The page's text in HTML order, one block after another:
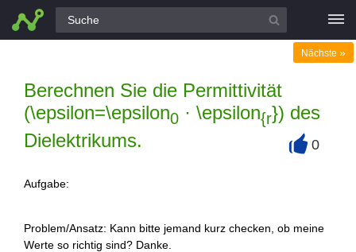
Alle Fragen
Berechnen Sie die Permittivität
(\epsilon=\epsilon0 · \epsilon{r}) des
Dielektrikums.
Nächste »
0
Aufgabe:
Problem/Ansatz: Kann bitte jemand kurz checken, ob meine
Werte so richtig sind? Danke.